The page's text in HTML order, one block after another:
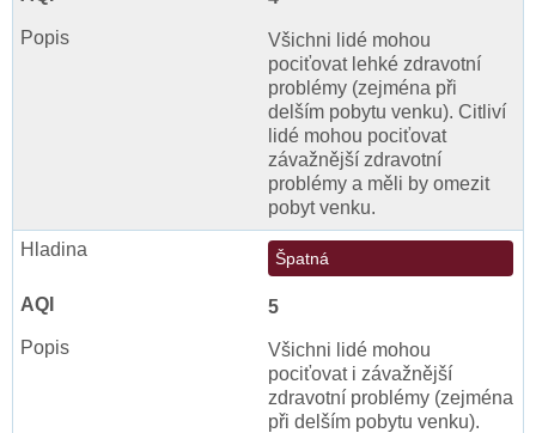
Všichni lidé mohou
pociťovat lehké zdravotní
problémy (zejména při
delším pobytu venku). Citliví
lidé mohou pociťovat
závažnější zdravotní
problémy a měli by omezit
pobyt venku.
Špatná
5
Všichni lidé mohou
pociťovat i závažnější
zdravotní problémy (zejména
při delším pobytu venku).